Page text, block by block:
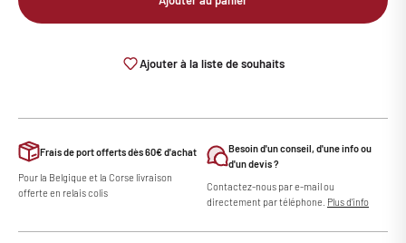
Ajouter à la liste de souhaits
Frais de port offerts dès 60€ d'achat
Pour la Belgique et la Corse livraison
offerte en relais colis
Besoin d'un conseil, d'une info ou
d'un devis ?
Contactez-nous par e-mail ou
directement par téléphone. Plus d'info